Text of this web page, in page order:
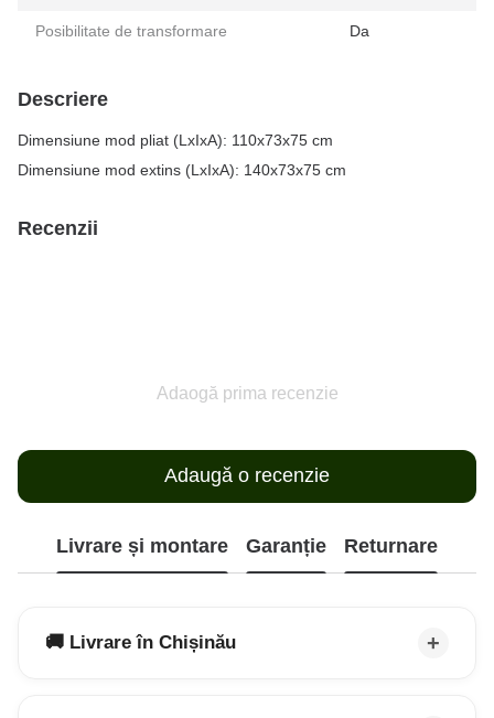
Posibilitate de transformare Da
Descriere
Dimensiune mod pliat (LxIxA): 110x73x75 cm
Dimensiune mod extins (LxIxA): 140x73x75 cm
Recenzii
Adaogă prima recenzie
Adaugă o recenzie
Livrare și montare Garanție Returnare
🚚 Livrare în Chișinău